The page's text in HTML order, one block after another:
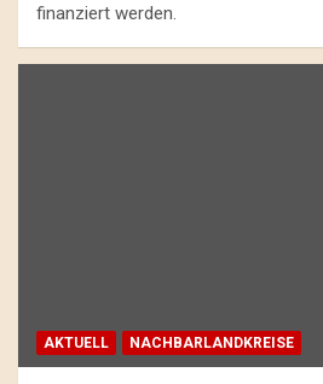
finanziert werden.
AKTUELL NACHBARLANDKREISE